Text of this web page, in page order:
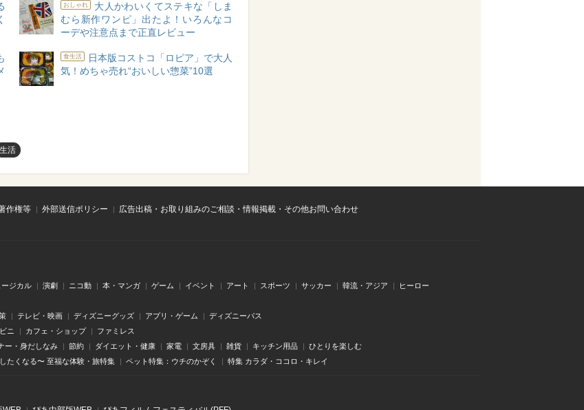
おしゃれ
大人かわいくてステキな「しま
むら新作ワンピ」出たよ！いろんなコ
ーデや注意点まで正直レビュー
食生活
日本版コストコ「ロピア」で大人
気！めちゃ売れ“おいしい惣菜”10選
生活
作権等 外部送信ポリシー
広告出稿・お取り組みのご相談・情報掲載・その他お問い合わせ
ジカル 演劇 ニコ動 本・マンガ ゲーム イベント アート スポーツ サッカー 韓流・アジア ヒーロー
テレビ・映画 ディズニーグッズ アプリ・ゲーム ディズニーパス
ニ カフェ・ショップ ファミレス
ー・身だしなみ 節約 ダイエット・健康 家電 文房具 雑貨 キッチン用品 ひとりを楽しむ
たくなる〜 至福な体験・旅特集 ペット特集：ウチのかぞく 特集 カラダ・ココロ・キレイ